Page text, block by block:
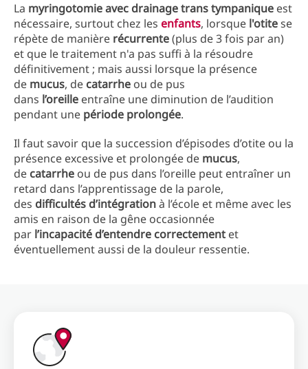
La myringotomieavec drainage transtympanique est
nécessaire, surtout chez les enfants, lorsque l'otitese
répète de manière récurrente(plus de 3 fois par an)
et que le traitement n'a pas suffi à la résoudre
définitivement ; mais aussi lorsque la présence
de mucus, de catarrhe ou de pus
dans l’oreille entraîne une diminution de l’audition
pendant une période prolongée.
Il faut savoir que la succession d’épisodes d’otite ou la
présence excessive et prolongée de mucus,
de catarrhe ou de pus dans l’oreille peut entraîner un
retard dans l’apprentissage de la parole,
des difficultés d’intégrationà l’école et même avec les
amis en raison de la gêne occasionnée
par l’incapacité d’entendre correctement et
éventuellement aussi de la douleur ressentie.